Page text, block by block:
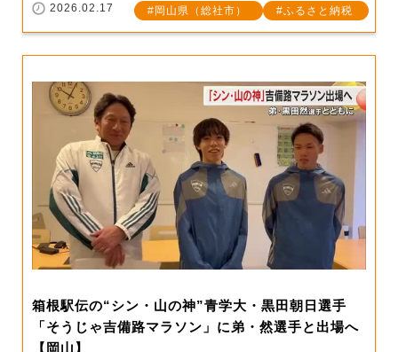
2026.02.17 岡山県（総社市） ふるさと納税
箱根駅伝の“シン・山の神”青学大・黒田朝日選手
「そうじゃ吉備路マラソン」に弟・然選手と出場へ
【岡山】